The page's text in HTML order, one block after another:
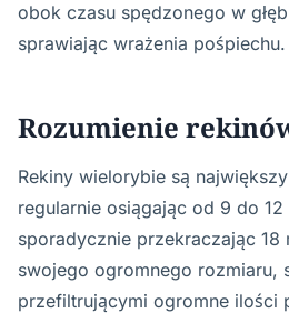
obok czasu spędzonego w
sprawiając wrażenia pośpiechu.
Rozumienie
Rekiny wielorybie są
regularnie osiągając od 9 do 12
sporadycznie przekraczając 18
swojego ogromnego rozmiaru,
przefiltrującymi ogromne ilości